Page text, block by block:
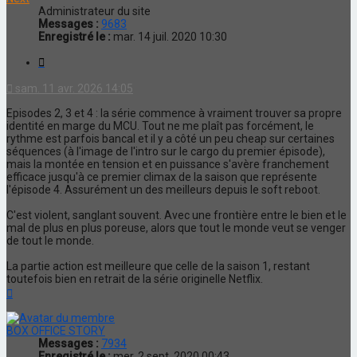
Administrateur du site
Messages : 9683
Enregistré le : mar. 14 juil. 2020 10:30
sam. 11 avr. 2026 14:05
Episodes 2, 3 et 4 : la série commence à vraiment trouver sa propre
identité en marge du MCU. Tout ne me plaît pas forcément, le
rythme est parfois bancal et il y a côté un peu cheap sur certaines
séquences (à l'image de l'intro sur le cargo du premier épisode),
mais la montée en tension et en puissance s'avère franchement
efficace jusqu'à ce premier climax de la saison que représente
l'épisode 4. Assurément un des meilleurs depuis le soft reboot.
C'est violent, sanglant souvent. Avec une frontière entre le bien et le
mal de plus en plus poreuse, alors que tout le monde veut se venger
de tout le monde.
La partie action est meilleure que celle de la saison 1, restant
toutefois bien en retrait de la série originelle Netflix.
BOX OFFICE STORY
Messages : 7934